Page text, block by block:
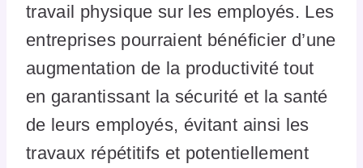
travail physique sur les employés. Les
entreprises pourraient bénéficier d’une
augmentation de la productivité tout
en garantissant la sécurité et la santé
de leurs employés, évitant ainsi les
travaux répétitifs et potentiellement